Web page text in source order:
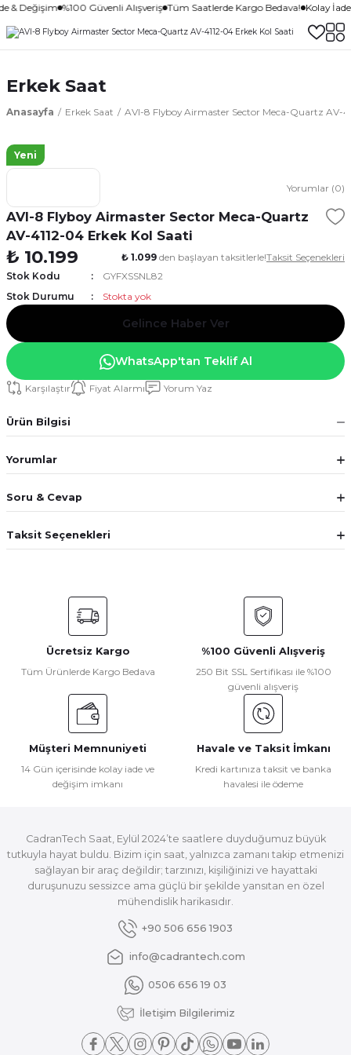
& Değişim %100 Güvenli Alışveriş Tüm Saatlerde Kargo Bedava! Kolay
Erkek Saat
Anasayfa Erkek Saat AVI-8 Flyboy Airmaster Sector Meca-Quartz AV-
Yeni
Yorumlar (0)
AVI-8 Flyboy Airmaster Sector Meca-Quartz
AV-4112-04 Erkek Kol Saati
₺ 10.199 ₺ 1.099 den başlayan taksitlerle!Taksit Seçenekleri
Stok Kodu
GYFXSSNL82
Stok Durumu
Stokta yok
Gelince Haber Ver
WhatsApp'tan Teklif Al
Karşılaştır Fiyat Alarmı Yorum Yaz
Ürün Bilgisi
Yorumlar
Soru & Cevap
Taksit Seçenekleri
Ücretsiz Kargo
Tüm Ürünlerde Kargo Bedava
%100 Güvenli Alışveriş
250 Bit SSL Sertifikası ile %100
güvenli alışveriş
Müşteri Memnuniyeti
14 Gün içerisinde kolay iade ve
değişim imkanı
Havale ve Taksit İmkanı
Kredi kartınıza taksit ve banka
havalesi ile ödeme
CadranTech Saat, Eylül 2024’te saatlere duyduğumuz büyük
tutkuyla hayat buldu. Bizim için saat, yalnızca zamanı takip etmenizi
sağlayan bir araç değildir; tarzınızı, kişiliğinizi ve hayattaki
duruşunuzu sessizce ama güçlü bir şekilde yansıtan en özel
mühendislik harikasıdır.
+90 506 656 1903
info@cadrantech.com
0506 656 19 03
İletişim Bilgilerimiz